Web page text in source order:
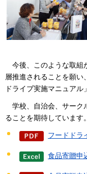
今後、このような取組
層推進されることを願い
ドライブ実施マニュアル
学校、
自治会、サーク
ることを期待しています。
フードドラ
食品寄贈申